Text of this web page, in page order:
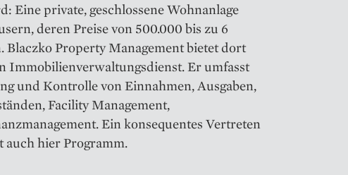
Eine private, geschlossene Wohnanlage
deren Preise von 500.000 bis zu 6
Property Management bietet dort
Immobilienverwaltungsdienst. Er umfasst
und Kontrolle von Einnahmen, Ausgaben,
Facility Management,
Ein konsequentes Vertreten
auch hier Programm.